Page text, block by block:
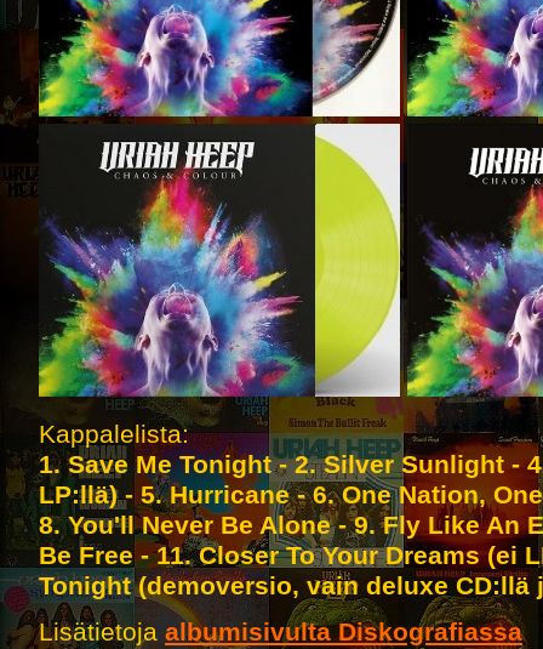
Kappalelista:
1. Save Me Tonight - 2. Silver Sunlight -
LP:llä) - 5. Hurricane - 6. One Nation,
8. You'll Never Be Alone - 9. Fly Like An
Be Free - 11. Closer To Your Dreams (ei
Tonight (demoversio, vain deluxe CD:llä
Lisätietoja albumisivulta Diskografiassa